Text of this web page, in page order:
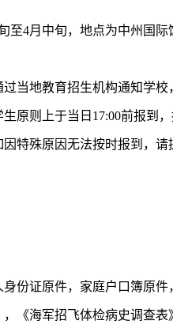
4月中旬，地点为中州国际
地教育招生机构通知学校
原则上于当日17:00前报到
特殊原因无法按时报到，请
证原件，家庭户口簿原件
《海军招飞体检病史调查